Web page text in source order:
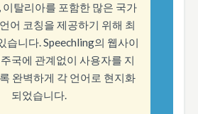
이탈리아를 포함한 많은 국가
어 코칭을 제공하기 위해 최
습니다. Speechling의 웹사이
국에 관계없이 사용자를 지
완벽하게 각 언어로 현지화
되었습니다.